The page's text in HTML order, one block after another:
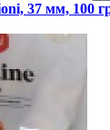
37 мм, 100